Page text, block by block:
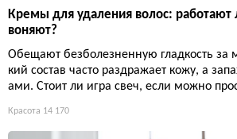
Кремы для удаления волос: работают
воняют?
Обещают безболезненную гладкость за
кий состав часто раздражает кожу, а
ами. Стоит ли игра свеч, если можно
Красота 14 170